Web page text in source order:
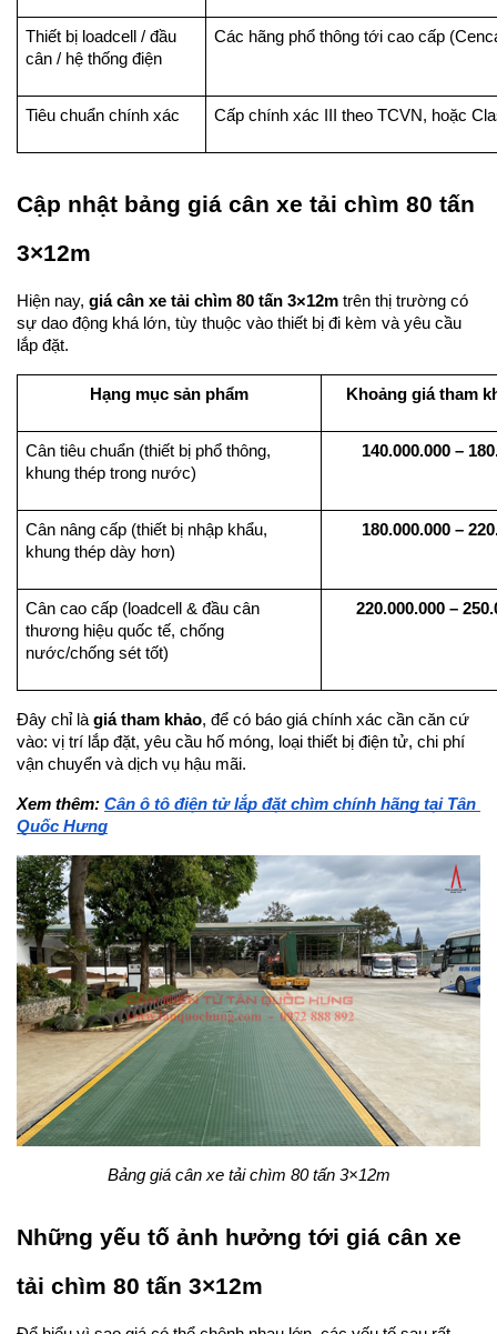
Thiết bị loadcell / đầu
cân / hệ thống điện
Các hãng phổ thông tới cao cấp
Tiêu chuẩn chính xác Cấp chính xác III theo TCVN, hoặc
Cập nhật bảng giá cân xe tải chìm 80 tấn
3×12m
Hiện nay, giá cân xe tải chìm 80 tấn 3×12m trên thị trường có
sự dao động khá lớn, tùy thuộc vào thiết bị đi kèm và yêu cầu
lắp đặt.
Hạng mục sản phẩm Khoảng giá tham
Cân tiêu chuẩn (thiết bị phổ thông,
khung thép trong nước)
140.000.000 –
Cân nâng cấp (thiết bị nhập khẩu,
khung thép dày hơn)
180.000.000 –
Cân cao cấp (loadcell & đầu cân
thương hiệu quốc tế, chống
nước/chống sét tốt)
220.000.000 –
Đây chỉ là giá tham khảo, để có báo giá chính xác cần căn cứ
vào: vị trí lắp đặt, yêu cầu hố móng, loại thiết bị điện tử, chi phí
vận chuyển và dịch vụ hậu mãi.
Xem thêm: Cân ô tô điện tử lắp đặt chìm chính hãng tại Tân
Quốc Hưng
Bảng giá cân xe tải chìm 80 tấn 3×12m
Những yếu tố ảnh hưởng tới giá cân xe
tải chìm 80 tấn 3×12m